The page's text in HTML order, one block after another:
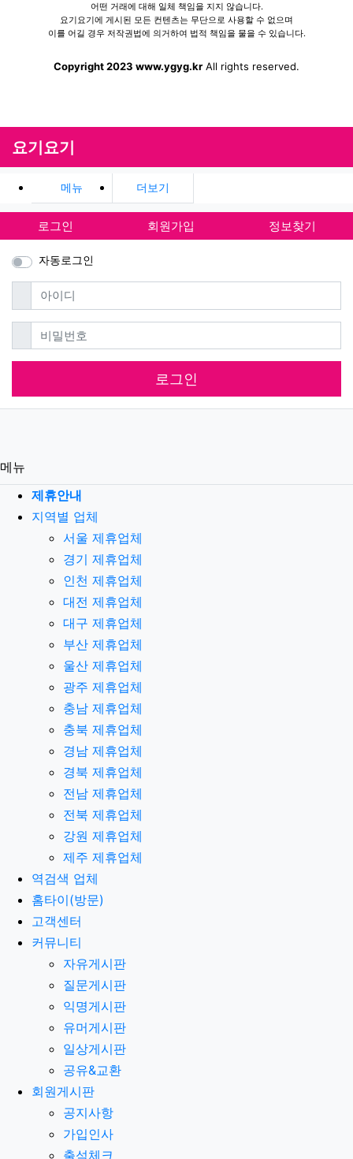
어떤 거래에 대해 일체 책임을 지지 않습니다.
요기요기에 게시된 모든 컨텐츠는 무단으로 사용할 수 없으며
이를 어길 경우 저작권법에 의거하여 법적 책임을 물을 수 있습니다.
Copyright 2023 www.ygyg.kr All rights reserved.
요기요기
메뉴 더보기
로그인 회원가입 정보찾기
자동로그인
아이디필수
비밀번호필수
로그인
메뉴
제휴안내
지역별 업체
서울 제휴업체
경기 제휴업체
인천 제휴업체
대전 제휴업체
대구 제휴업체
부산 제휴업체
울산 제휴업체
광주 제휴업체
충남 제휴업체
충북 제휴업체
경남 제휴업체
경북 제휴업체
전남 제휴업체
전북 제휴업체
강원 제휴업체
제주 제휴업체
역검색 업체
홈타이(방문)
고객센터
커뮤니티
자유게시판
질문게시판
익명게시판
유머게시판
일상게시판
공유&교환
회원게시판
공지사항
가입인사
출석체크